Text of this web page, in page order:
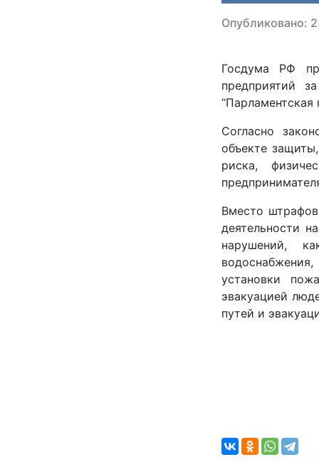
Опубликовано:
Госдума РФ
предприятий
“Парламентская
Согласно
объекте
риска,
Вместо
деятельности
нарушений,
установки
эвакуацией
путей и